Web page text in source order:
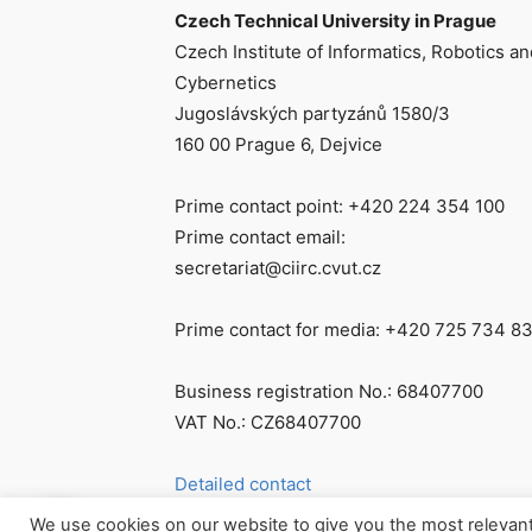
Czech Technical University in Prague
Czech Institute of Informatics, Robotics
Cybernetics
Jugoslávských partyzánů 1580/3
160 00 Prague 6, Dejvice
Prime contact point: +420 224 354 100
Prime contact email:
secretariat@ciirc.cvut.cz
Prime contact for media: +420 725 734
Business registration No.: 68407700
VAT No.: CZ68407700
Detailed contact
We use cookies on our website to give you the most